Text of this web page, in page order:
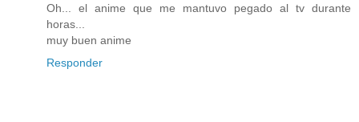
Oh... el anime que me mantuvo pegado al tv durante
horas...
muy buen anime
Responder